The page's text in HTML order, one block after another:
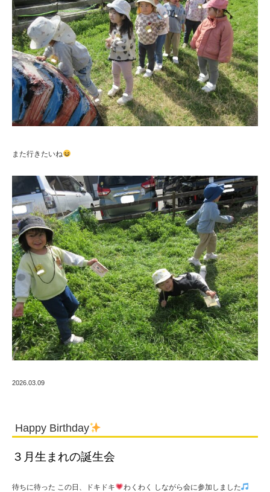
また行きたいね
2026.03.09
Happy Birthday
３月生まれの誕生会
待ちに待った この日、ドキドキ わくわく しながら会に参加しました